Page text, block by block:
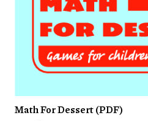
Math For Dessert (PDF)